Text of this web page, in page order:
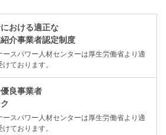
おける適正な
介事業者認定制度
ースパワー人材センターは厚生労働省より適
ております。
良事業者
ースパワー人材センターは厚生労働省より適
ております。